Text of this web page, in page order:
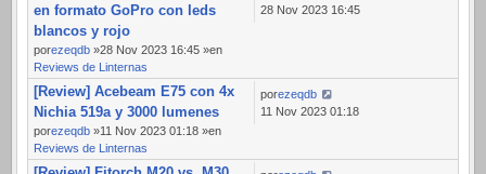
en formato GoPro con leds
blancos y rojo
porezeqdb »28 Nov 2023 16:45 »en
Reviews de Linternas
28 Nov 2023 16:45
[Review] Acebeam E75 con 4x
Nichia 519a y 3000 lumenes
porezeqdb »11 Nov 2023 01:18 »en
Reviews de Linternas
porezeqdb
11 Nov 2023 01:18